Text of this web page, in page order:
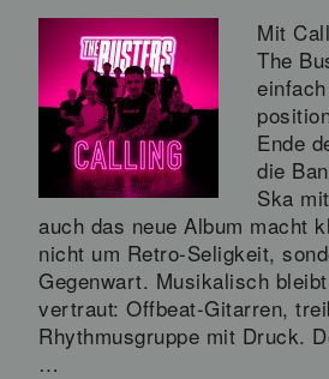
Mit
The
Ende
die
Ska
auch das neue Album macht
nicht um Retro-Seligkeit,
Gegenwart. Musikalisch
vertraut: Offbeat-Gitarren,
Rhythmusgruppe mit Druck.
…